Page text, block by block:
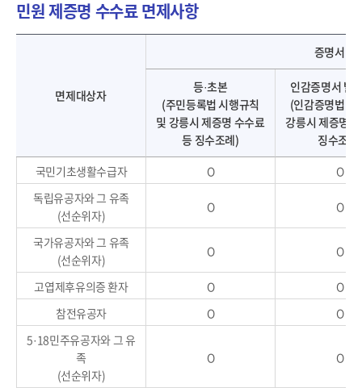
민원 제증명 수수료 면제사항
면제대상자
증명서별
등·초본
(주민등록법 시행규칙
및 강릉시 제증명 수수료
등 징수조례)
인감증명서 발
(인감증명법 시
강릉시 제증명
징수조례)
국민기초생활수급자
O
O
독립유공자와 그 유족
(선순위자)
O O
국가유공자와 그 유족
(선순위자)
O O
고엽제후유의증 환자 O
O
참전유공자
O
O
5·18민주유공자와 그 유
족
(선순위자)
O O